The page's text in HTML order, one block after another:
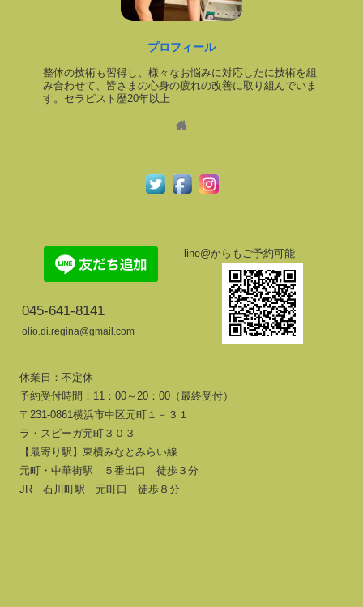
プロフィール
整体の技術も習得し、様々なお悩みに対応したに技術を組
み合わせて、皆さまの心身の疲れの改善に取り組んでいま
す。セラピスト歴20年以上
045-641-8141
olio.di.regina@gmail.com
line@からもご予約可能
休業日：不定休
予約受付時間：11：00～20：00（最終受付）
〒231-0861横浜市中区元町１－３１
ラ・スピーガ元町３０３
【最寄り駅】東横みなとみらい線
元町・中華街駅 ５番出口 徒歩３分
JR 石川町駅 元町口 徒歩８分